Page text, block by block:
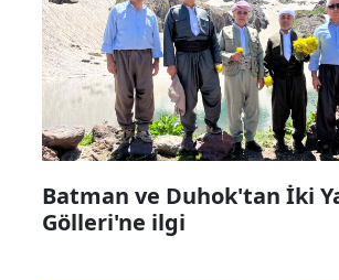
Batman ve Duhok'tan İki
Gölleri'ne ilgi